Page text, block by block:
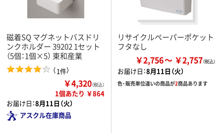
磁着SQ マグネットバスドリ
ンクホルダー 39202 1セット
（5個：1個×5） 東和産業
（1件）
￥4,320（税込）
1個あたり ￥864
お届け日：8月11日（火）
アスクル在庫商品
リサイクルペーパーポケット
フタなし
￥2,756 ￥2,757
お届け日：8月11日（火）
色・販売単位違いの商品が2商品あります